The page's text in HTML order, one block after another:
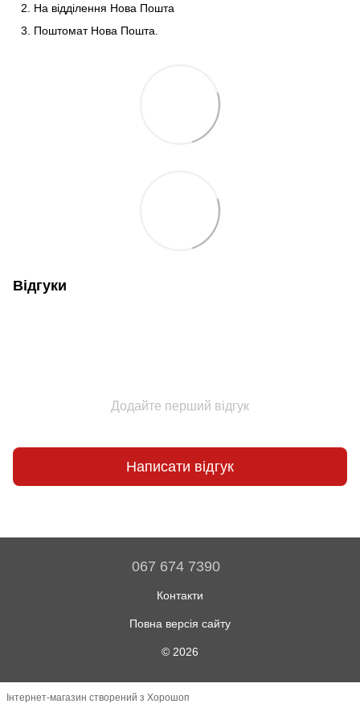
На відділення Нова Пошта
Поштомат Нова Пошта.
Відгуки
Додайте перший відгук
Написати відгук
067 674 7390
Контакти
Повна версія сайту
© 2026
Інтернет-магазин створений з Хорошоп